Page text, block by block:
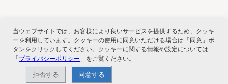
関連サービス
当ウェブサイトでは、お客様により良いサービスを提供するため、クッキ
ーを利用しています。クッキーの使用に同意いただける場合は「同意」ボ
タンをクリックしてください。クッキーに関する情報や設定については
「プライバシーポリシー 」をご覧ください。
拒否する 同意する